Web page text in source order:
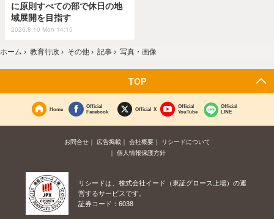
に原則すべての部で休日の地
域展開を目指す
2026.8.10 Mon 14:15
ホーム › 教育行政 › その他 › 記事 › 写真・画像
TOP
Home
Official
Facebook
Official X
Official
YouTube
Official
LINE
お問合せ 広告掲載 会社概要
リシードについて
個人情報保護方針
リシードは、株式会社イード（東証グロース上場）の運
営するサービスです。
証券コード：6038